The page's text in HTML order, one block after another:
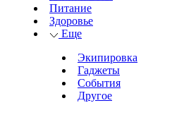
Питание
Здоровье
Еще
Экипировка
Гаджеты
События
Другое